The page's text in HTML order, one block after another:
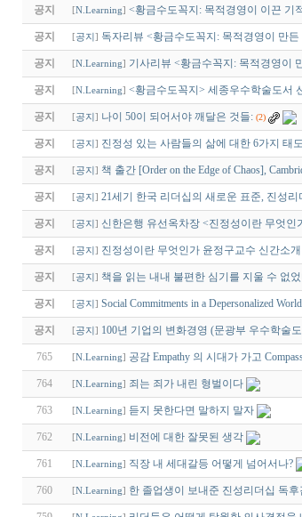
공지 [N.Learning] <황금수도꼭지: 목적경영이 이끈 기
공지 [공지 ] 독자리뷰 <황금수도꼭지: 목적경영이 만
공지 [N.Learning] 기사리뷰 <황금수꼭지: 목적경영이
공지 [N.Learning] <황금수도꼭지> 세종우수학술도서
공지 [공지 ] 나이 50이 되어서야 깨달은 것들: (2)
공지 [공지 ] 진정성 있는 사람들의 삶에 대한 6가지 태도
공지 [공지 ] 책 출간 [Order on the Edge of Chaos],
공지 [공지 ] 21세기 한국 리더십의 새로운 표준, 진성리
공지 [공지 ] 신한은행 유선옥차장 <진정성이란 무엇인
공지 [공지 ] 진정성이란 무엇인가 윤정구교수 신간소개
공지 [공지 ] 책을 읽는 내내 불편한 심기를 지울 수 없
공지 [공지 ] Social Commitments in a Depersonalized
공지 [공지 ] 100년 기업의 변화경영 (문광부 우수학술
765 [N.Learning] 공감 Empathy 의 시대가 가고
764 [N.Learning] 죄는 죄가 내린 형벌이다
763 [N.Learning] 듣지 못한다면 말하지 말자
762 [N.Learning] 비전에 대한 잘못된 생각
761 [N.Learning] 직장 내 세대갈등 어떻게 넘어서나?
760 [N.Learning] 한 졸업생이 보내준 진성리더십 독후